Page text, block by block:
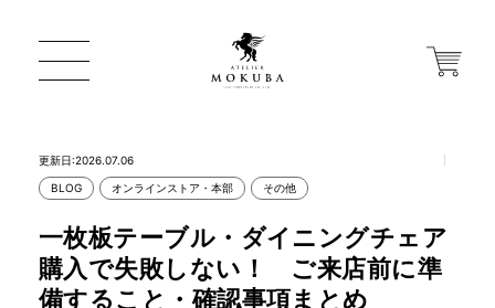
店舗から探す
更新日:2026.07.06
BLOG オンラインストア・本部 その他
一枚板テーブル・ダイニングチェア
購入で失敗しない！ ご来店前に準
備すること・確認事項まとめ